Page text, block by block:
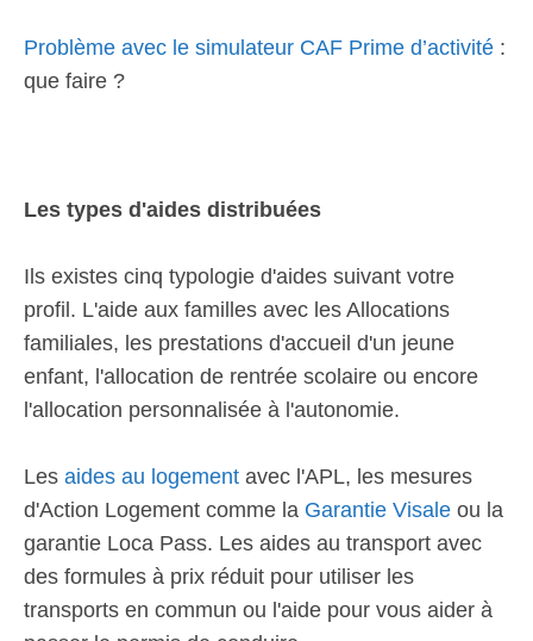
Problème avec le simulateur CAF Prime d’activité :
que faire ?
Les types d'aides distribuées
Ils existes cinq typologie d'aides suivant votre
profil. L'aide aux familles avec les Allocations
familiales, les prestations d'accueil d'un jeune
enfant, l'allocation de rentrée scolaire ou encore
l'allocation personnalisée à l'autonomie.
Les aides au logement avec l'APL, les mesures
d'Action Logement comme la Garantie Visale ou la
garantie Loca Pass. Les aides au transport avec
des formules à prix réduit pour utiliser les
transports en commun ou l'aide pour vous aider à